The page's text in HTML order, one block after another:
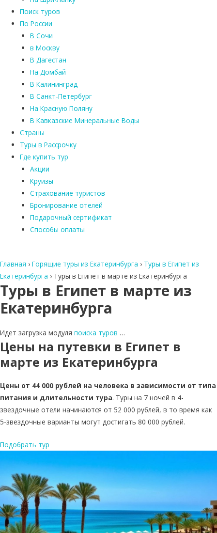
Поиск туров
По России
В Сочи
в Москву
В Дагестан
На Домбай
В Калининград
В Санкт-Петербург
На Красную Поляну
В Кавказские Минеральные Воды
Страны
Туры в Рассрочку
Где купить тур
Акции
Круизы
Страхование туристов
Бронирование отелей
Подарочный сертификат
Способы оплаты
Главная › Горящие туры из Екатеринбурга › Туры в Египет из
Екатеринбурга › Туры в Египет в марте из Екатеринбурга
Туры в Египет в марте из
Екатеринбурга
Идет загрузка модуля поиска туров …
Цены на путевки в Египет в
марте из Екатеринбурга
Цены от 44 000 рублей на человека в зависимости от типа
питания и длительности тура. Туры на 7 ночей в 4-
звездочные отели начинаются от 52 000 рублей, в то время как
5-звездочные варианты могут достигать 80 000 рублей.
Подобрать тур